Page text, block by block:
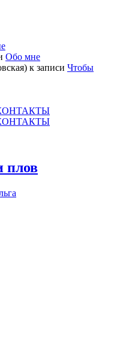
Обо мне
к записи Чтобы
плов